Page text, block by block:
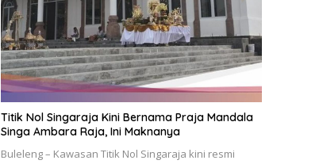
Titik Nol Singaraja Kini Bernama Praja Mandala
Singa Ambara Raja, Ini Maknanya
Buleleng – Kawasan Titik Nol Singaraja kini resmi